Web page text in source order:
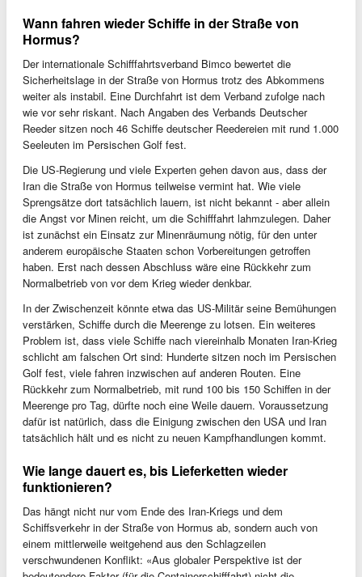
Wann fahren wieder Schiffe in der Straße von
Hormus?
Der internationale Schifffahrtsverband Bimco bewertet die
Sicherheitslage in der Straße von Hormus trotz des Abkommens
weiter als instabil. Eine Durchfahrt ist dem Verband zufolge nach
wie vor sehr riskant. Nach Angaben des Verbands Deutscher
Reeder sitzen noch 46 Schiffe deutscher Reedereien mit rund 1.000
Seeleuten im Persischen Golf fest.
Die US-Regierung und viele Experten gehen davon aus, dass der
Iran die Straße von Hormus teilweise vermint hat. Wie viele
Sprengsätze dort tatsächlich lauern, ist nicht bekannt - aber allein
die Angst vor Minen reicht, um die Schifffahrt lahmzulegen. Daher
ist zunächst ein Einsatz zur Minenräumung nötig, für den unter
anderem europäische Staaten schon Vorbereitungen getroffen
haben. Erst nach dessen Abschluss wäre eine Rückkehr zum
Normalbetrieb von vor dem Krieg wieder denkbar.
In der Zwischenzeit könnte etwa das US-Militär seine Bemühungen
verstärken, Schiffe durch die Meerenge zu lotsen. Ein weiteres
Problem ist, dass viele Schiffe nach viereinhalb Monaten Iran-Krieg
schlicht am falschen Ort sind: Hunderte sitzen noch im Persischen
Golf fest, viele fahren inzwischen auf anderen Routen. Eine
Rückkehr zum Normalbetrieb, mit rund 100 bis 150 Schiffen in der
Meerenge pro Tag, dürfte noch eine Weile dauern. Voraussetzung
dafür ist natürlich, dass die Einigung zwischen den USA und Iran
tatsächlich hält und es nicht zu neuen Kampfhandlungen kommt.
Wie lange dauert es, bis Lieferketten wieder
funktionieren?
Das hängt nicht nur vom Ende des Iran-Kriegs und dem
Schiffsverkehr in der Straße von Hormus ab, sondern auch von
einem mittlerweile weitgehend aus den Schlagzeilen
verschwundenen Konflikt: «Aus globaler Perspektive ist der